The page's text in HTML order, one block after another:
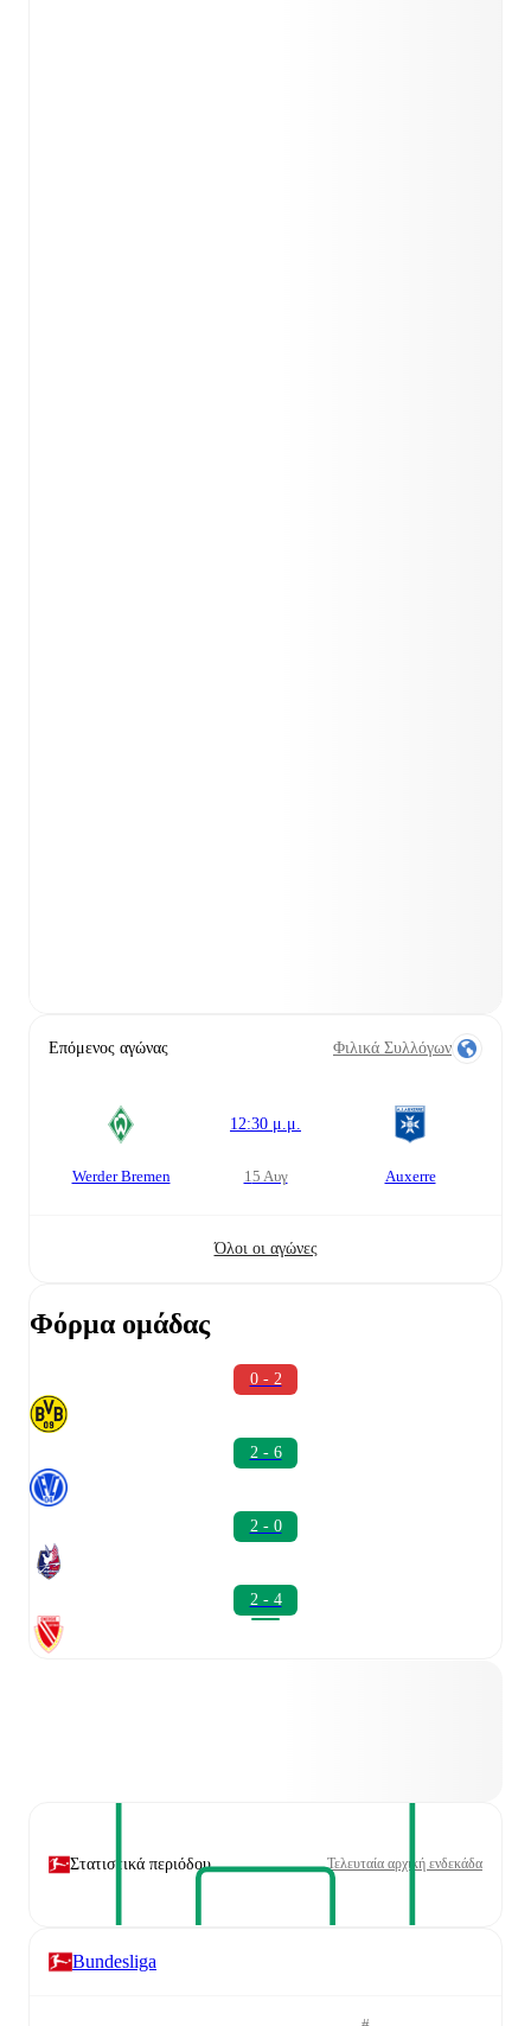
Επόμενος αγώνας Φιλικά Συλλόγων
Werder Bremen
12:30 μ.μ.
15 Αυγ Auxerre
Όλοι οι αγώνες
Φόρμα ομάδας
0 - 2
2 - 6
2 - 0
2 - 4
Στατιστικά περιόδου Τελευταία αρχική ενδεκάδα
Bundesliga